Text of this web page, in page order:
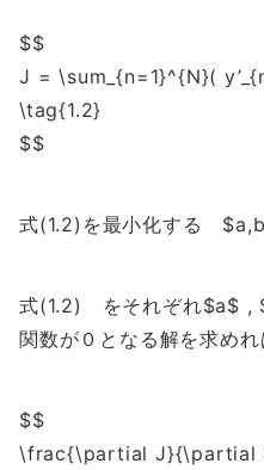
$$
J = \sum_{n=1}^{N}(
\tag{1.2}
$$
式(1.2)を最小化する
式(1.2) をそれぞれ$a$ ,
関数が０となる解を求めれ
$$
\frac{\partial